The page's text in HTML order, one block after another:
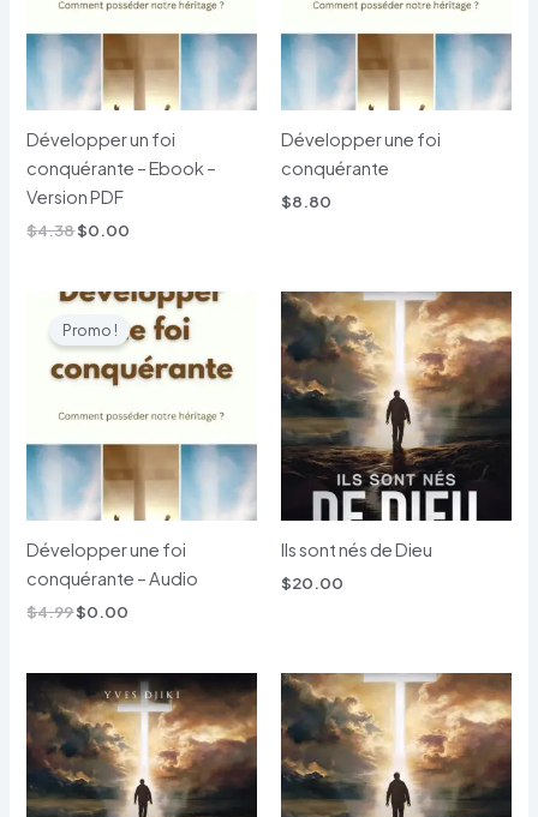
Développer un foi
conquérante – Ebook –
Version PDF
$4.38$0.00
Développer une foi
conquérante
$8.80
Promo !
Développer une foi
conquérante – Audio
$4.99
Le
initial
était :
$4.99.
$0.00
Le
prix
actuel
est :
$0.00.
Ils sont nés de Dieu
$20.00